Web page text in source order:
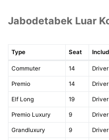
Jabodetabek Luar
Type Seat
Commuter 14
Premio 14
Elf Long 19
Premio Luxury 9
Grandluxury 9